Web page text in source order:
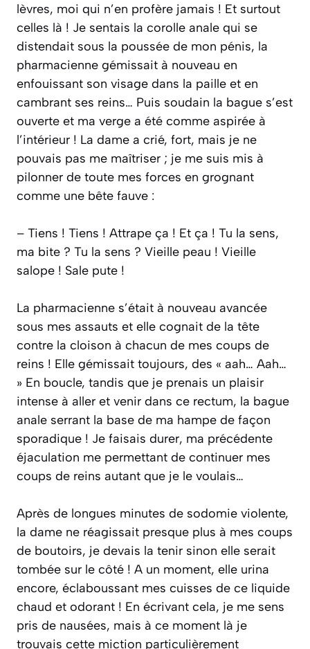
lèvres, moi qui n’en profère jamais ! Et surtout
celles là ! Je sentais la corolle anale qui se
distendait sous la poussée de mon pénis, la
pharmacienne gémissait à nouveau en
enfouissant son visage dans la paille et en
cambrant ses reins… Puis soudain la bague s’est
ouverte et ma verge a été comme aspirée à
l’intérieur ! La dame a crié, fort, mais je ne
pouvais pas me maîtriser ; je me suis mis à
pilonner de toute mes forces en grognant
comme une bête fauve :
– Tiens ! Tiens ! Attrape ça ! Et ça ! Tu la sens,
ma bite ? Tu la sens ? Vieille peau ! Vieille
salope ! Sale pute !
La pharmacienne s’était à nouveau avancée
sous mes assauts et elle cognait de la tête
contre la cloison à chacun de mes coups de
reins ! Elle gémissait toujours, des « aah… Aah…
» En boucle, tandis que je prenais un plaisir
intense à aller et venir dans ce rectum, la bague
anale serrant la base de ma hampe de façon
sporadique ! Je faisais durer, ma précédente
éjaculation me permettant de continuer mes
coups de reins autant que je le voulais…
Après de longues minutes de sodomie violente,
la dame ne réagissait presque plus à mes coups
de boutoirs, je devais la tenir sinon elle serait
tombée sur le côté ! A un moment, elle urina
encore, éclaboussant mes cuisses de ce liquide
chaud et odorant ! En écrivant cela, je me sens
pris de nausées, mais à ce moment là je
trouvais cette miction particulièrement